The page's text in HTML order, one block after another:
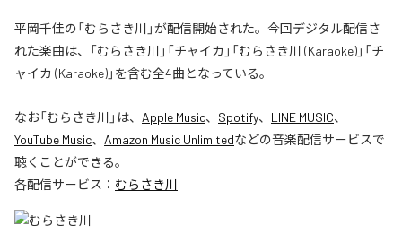
平岡千佳の「むらさき川」が配信開始された。今回デジタル配信さ
れた楽曲は、「むらさき川」「チャイカ」「むらさき川 (Karaoke)」「チ
ャイカ (Karaoke)」を含む全4曲となっている。
なお「むらさき川 」は、 Apple Music、 Spotify、 LINE MUSIC、
YouTube Music、 Amazon Music Unlimitedなどの音楽配信サービスで
聴くことができる。
各配信サービス： むらさき川